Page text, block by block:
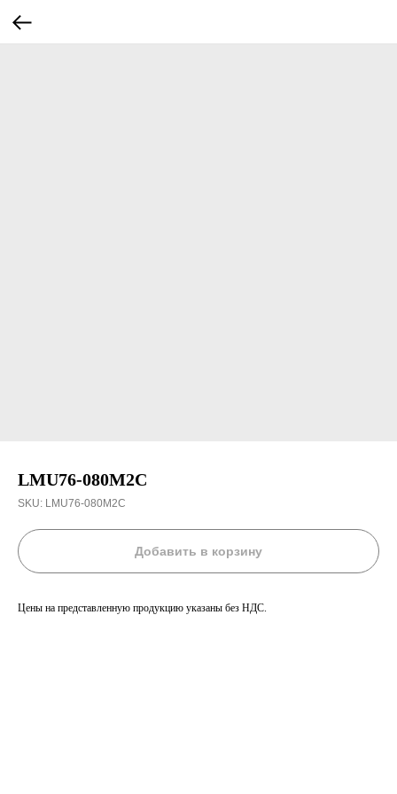
LMU76-080M2C
SKU: LMU76-080M2C
Добавить в корзину
Цены на представленную продукцию указаны без НДС.